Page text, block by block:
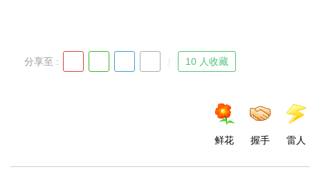
分享至 : 10 人收藏
鲜花 握手 雷人